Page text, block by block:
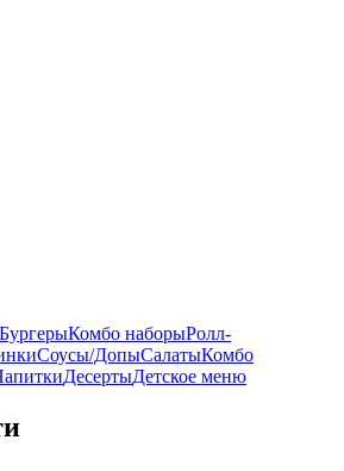
БургерыКомбо наборыРолл-
Соусы/ДопыСалатыКомбо
ДесертыДетское меню